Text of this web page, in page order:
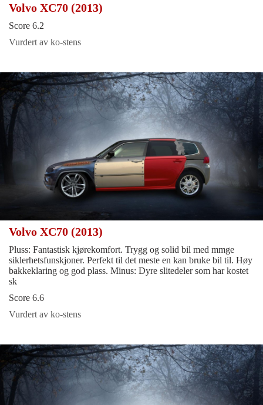
Volvo XC70 (2013)
Score 6.2
Vurdert av ko-stens
Volvo XC70 (2013)
Pluss: Fantastisk kjørekomfort. Trygg og solid bil med mmge
siklerhetsfunskjoner. Perfekt til det meste en kan bruke bil til. Høy
bakkeklaring og god plass. Minus: Dyre slitedeler som har kostet
sk
Score 6.6
Vurdert av ko-stens